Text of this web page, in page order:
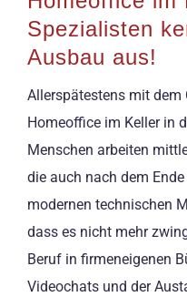
Spezialisten
Ausbau aus!
Allerspätestens mit
Homeoffice im Keller in
Menschen arbeiten
die auch nach dem
modernen technischen
dass es nicht mehr
Beruf in firmeneigenen
Videochats und der